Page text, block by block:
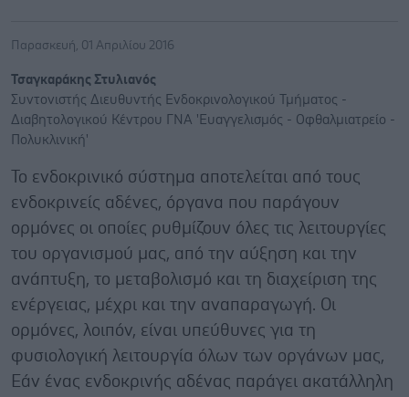
Παρασκευή, 01 Απριλίου 2016
Τσαγκαράκης Στυλιανός
Συντονιστής Διευθυντής Ενδοκρινολογικού Τμήματος -
Διαβητολογικού Κέντρου ΓΝΑ 'Ευαγγελισμός - Οφθαλμιατρείο -
Πολυκλινική'
Το ενδοκρινικό σύστημα αποτελείται από τους
ενδοκρινείς αδένες, όργανα που παράγουν
ορμόνες οι οποίες ρυθμίζουν όλες τις λειτουργίες
του οργανισμού μας, από την αύξηση και την
ανάπτυξη, το μεταβολισμό και τη διαχείριση της
ενέργειας, μέχρι και την αναπαραγωγή. Οι
ορμόνες, λοιπόν, είναι υπεύθυνες για τη
φυσιολογική λειτουργία όλων των οργάνων μας,
Εάν ένας ενδοκρινής αδένας παράγει ακατάλληλη